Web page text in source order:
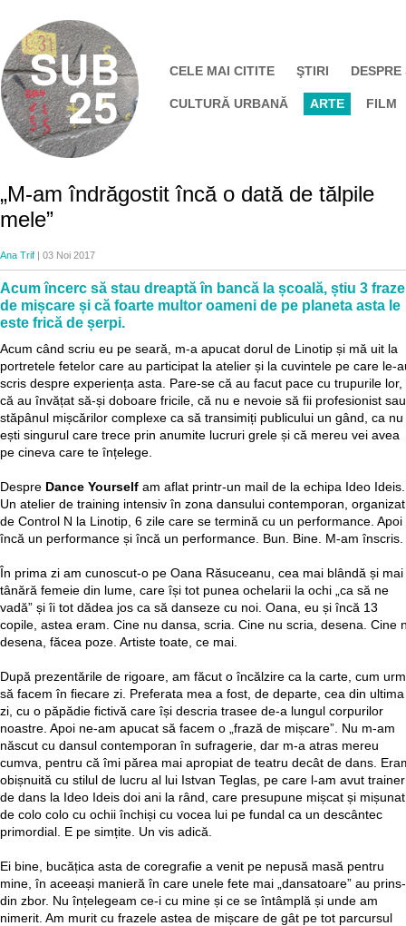
CELE MAI CITITE ŞTIRI DESPRE
CULTURĂ URBANĂ ARTE FILM
„M-am îndrăgostit încă o dată de tălpile
mele”
Ana Trif | 03 Noi 2017
Acum încerc să stau dreaptă în bancă la școală, știu 3 fraze
de mișcare și că foarte multor oameni de pe planeta asta le
este frică de șerpi.
Acum când scriu eu pe seară, m-a apucat dorul de Linotip și mă uit la
portretele fetelor care au participat la atelier și la cuvintele pe care le-
scris despre experiența asta. Pare-se că au facut pace cu trupurile lor,
că au învățat să-și doboare fricile, că nu e nevoie să fii profesionist sau
stăpânul mișcărilor complexe ca să transimiți publicului un gând, ca nu
ești singurul care trece prin anumite lucruri grele și că mereu vei avea
pe cineva care te înțelege.
Despre Dance Yourself am aflat printr-un mail de la echipa Ideo Ideis.
Un atelier de training intensiv în zona dansului contemporan, organizat
de Control N la Linotip, 6 zile care se termină cu un performance. Apoi
încă un performance și încă un performance. Bun. Bine. M-am înscris.
În prima zi am cunoscut-o pe Oana Răsuceanu, cea mai blândă și mai
tânără femeie din lume, care își tot punea ochelarii la ochi „ca să ne
vadă” și îi tot dădea jos ca să danseze cu noi. Oana, eu și încă 13
copile, astea eram. Cine nu dansa, scria. Cine nu scria, desena. Cine
desena, făcea poze. Artiste toate, ce mai.
După prezentările de rigoare, am făcut o încălzire ca la carte, cum
să facem în fiecare zi. Preferata mea a fost, de departe, cea din ultima
zi, cu o păpădie fictivă care își descria trasee de-a lungul corpurilor
noastre. Apoi ne-am apucat să facem o „frază de mișcare”. Nu m-am
născut cu dansul contemporan în sufragerie, dar m-a atras mereu
cumva, pentru că îmi părea mai apropiat de teatru decât de dans.
obișnuită cu stilul de lucru al lui Istvan Teglas, pe care l-am avut trainer
de dans la Ideo Ideis doi ani la rând, care presupune mișcat și mișunat
de colo colo cu ochii închiși cu vocea lui pe fundal ca un descântec
primordial. E pe simțite. Un vis adică.
Ei bine, bucățica asta de coregrafie a venit pe nepusă masă pentru
mine, în aceeași manieră în care unele fete mai „dansatoare” au
din zbor. Nu înțelegeam ce-i cu mine și ce se întâmplă și unde am
nimerit. Am murit cu frazele astea de mișcare de gât pe tot parcursul